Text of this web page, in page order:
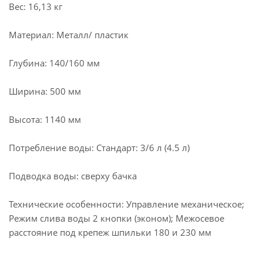
Вес: 16,13 кг
Материал: Металл/ пластик
Глубина: 140/160 мм
Ширина: 500 мм
Высота: 1140 мм
Потребление воды: Стандарт: 3/6 л (4.5 л)
Подводка воды: сверху бачка
Технические особенности: Управление механическое;
Режим слива воды 2 кнопки (эконом); Межосевое
расстояние под крепеж шпильки 180 и 230 мм